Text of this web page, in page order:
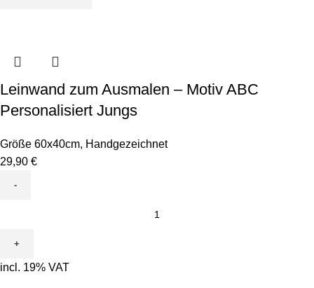
Leinwand zum Ausmalen – Motiv ABC
Personalisiert Jungs
Größe 60x40cm, Handgezeichnet
29,90 €
Ausmalen
-
incl. 19% VAT